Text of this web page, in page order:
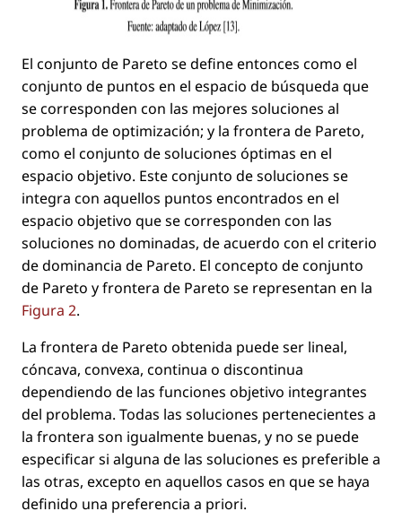
El conjunto de Pareto se deﬁne entonces como el
conjunto de puntos en el espacio de búsqueda que
se corresponden con las mejores soluciones al
problema de optimización; y la frontera de Pareto,
como el conjunto de soluciones óptimas en el
espacio objetivo. Este conjunto de soluciones se
integra con aquellos puntos encontrados en el
espacio objetivo que se corresponden con las
soluciones no dominadas, de acuerdo con el criterio
de dominancia de Pareto. El concepto de conjunto
de Pareto y frontera de Pareto se representan en la
Figura 2.
La frontera de Pareto obtenida puede ser lineal,
cóncava, convexa, continua o discontinua
dependiendo de las funciones objetivo integrantes
del problema. Todas las soluciones pertenecientes a
la frontera son igualmente buenas, y no se puede
especiﬁcar si alguna de las soluciones es preferible a
las otras, excepto en aquellos casos en que se haya
deﬁnido una preferencia a priori.